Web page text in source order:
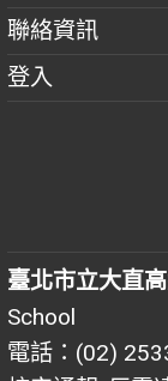
聯絡資訊
登入
臺北市立大直
School
電話：(02)